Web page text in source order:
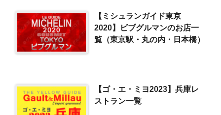
【ミシュランガイド東京
2020】ビブグルマンのお店一
覧（東京駅・丸の内・日本橋）
【ゴ・エ・ミヨ2023】兵庫レ
ストラン一覧